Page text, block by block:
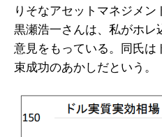
りそなアセットマネジメン
黒瀬浩一さんは、私がホレ
意見をもっている。同氏は
束成功のあかしだという。